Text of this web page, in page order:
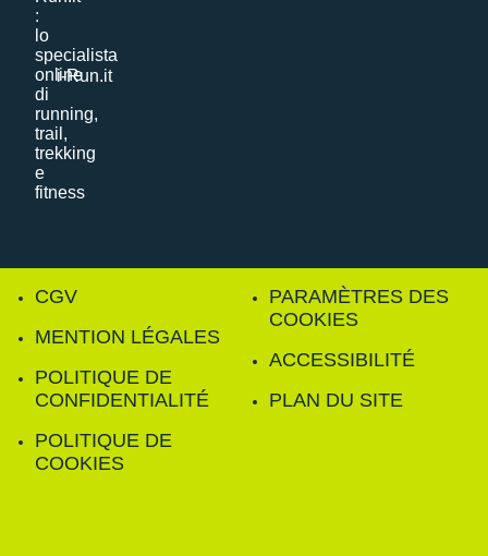
i-Run.it
CGV
MENTION LÉGALES
POLITIQUE DE
CONFIDENTIALITÉ
POLITIQUE DE
COOKIES
PARAMÈTRES DES
COOKIES
ACCESSIBILITÉ
PLAN DU SITE